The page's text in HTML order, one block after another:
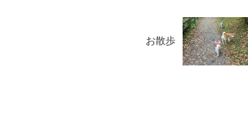
お散歩